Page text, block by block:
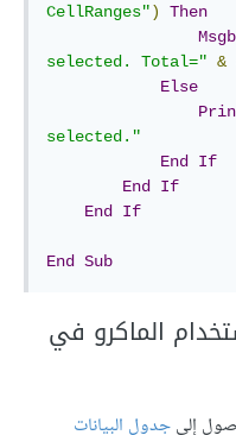
CellRanges")
Then
selected. Total=" &
Else
selected."
End
If
End
If
End
If
End Sub
الماكرو في
إلىجدول البيانات